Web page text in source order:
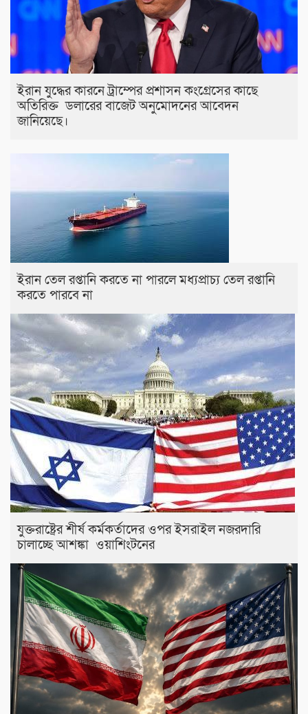
ইরান যুদ্ধের কারনে ট্রাম্পের প্রশাসন কংগ্রেসের কাছে
অতিরিক্ত ডলারের বাজেট অনুমোদনের আবেদন
জানিয়েছে।
ইরান তেল রপ্তানি করতে না পারলে মধ্যপ্রাচ্য তেল রপ্তানি
করতে পারবে না
যুক্তরাষ্ট্রের শীর্ষ কর্মকর্তাদের ওপর ইসরাইল নজরদারি
চালাচ্ছে আশঙ্কা ওয়াশিংটনের